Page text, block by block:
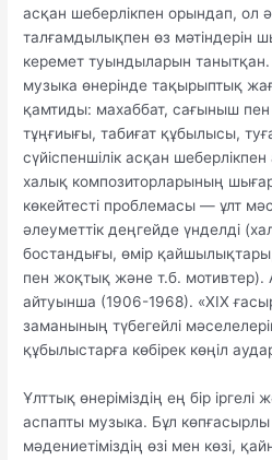
асқан шеберлікпен орындап, ол
талғамдылықпен өз мәтіндерін
керемет туындыларын
музыка өнерінде тақырыптық
қамтиды: махаббат, сағыныш
тұңғиығы, табиғат құбылысы,
сүйіспеншілік асқан
халық композиторларының
көкейтесті проблемасы — ұлт
әлеуметтік деңгейде үнделді
бостандығы, өмір
пен жоқтық және т.б.
айтуынша (1906-1968). «XIX
заманының түбегейлі
құбылыстарға көбірек көңіл
Ұлттық өнеріміздің ең бір
аспапты музыка. Бұл көпғасырлы
мәдениетіміздің өзі мен көзі,